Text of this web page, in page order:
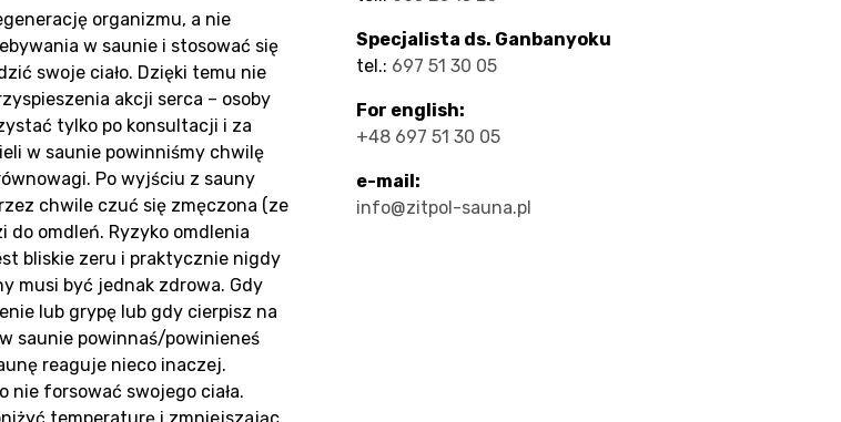
organizmu, a nie
w saunie i stosować się
swoje ciało. Dzięki temu nie
akcji serca – osoby
tylko po konsultacji i za
w saunie powinniśmy chwilę
Po wyjściu z sauny
chwile czuć się zmęczona (ze
do omdleń. Ryzyko omdlenia
bliskie zeru i praktycznie nigdy
musi być jednak zdrowa. Gdy
lub grypę lub gdy cierpisz na
saunie powinnaś/powinieneś
reaguje nieco inaczej.
nie forsować swojego ciała.
Specjalista ds. Ganbanyoku
tel.: 697 51 30 05
For english:
+48 697 51 30 05
e-mail:
info@zitpol-sauna.pl